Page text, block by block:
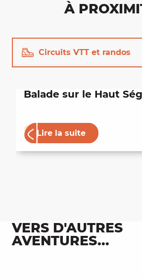
À
Circuits VTT et randos
Balade sur le Haut
Lire la suite
VERS D'AUTRES
AVENTURES...